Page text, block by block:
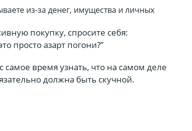
из-за денег, имущества и личных
покупку, спросите себя:
просто азарт погони?”
самое время узнать, что на самом деле
должна быть скучной.